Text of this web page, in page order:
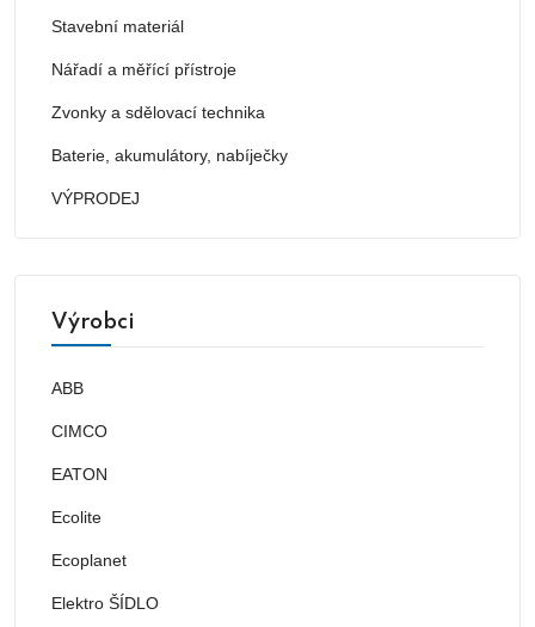
Stavební materiál
Nářadí a měřící přístroje
Zvonky a sdělovací technika
Baterie, akumulátory, nabíječky
VÝPRODEJ
Výrobci
ABB
CIMCO
EATON
Ecolite
Ecoplanet
Elektro ŠÍDLO